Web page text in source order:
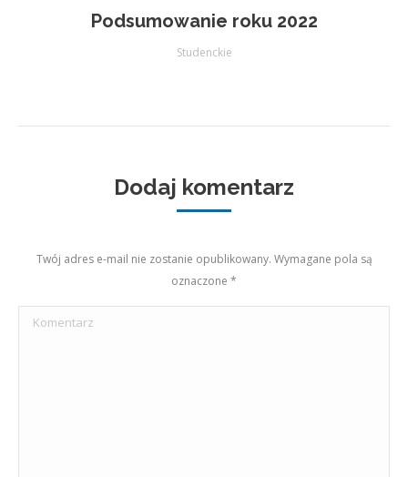
Podsumowanie roku 2022
Studenckie
Dodaj komentarz
Twój adres e-mail nie zostanie opublikowany. Wymagane pola są
oznaczone *
Komentarz